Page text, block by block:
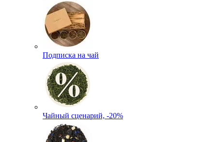
Подписка на чай
Чайный сценарий, -20%